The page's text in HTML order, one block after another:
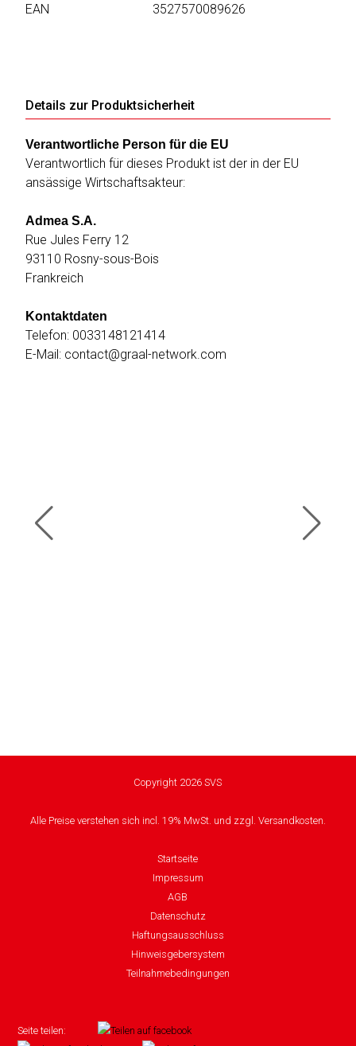
EAN
3527570089626
Details zur Produktsicherheit
Verantwortliche Person für die EU
Verantwortlich für dieses Produkt ist der in der EU
ansässige Wirtschaftsakteur:
Admea S.A.
Rue Jules Ferry 12
93110 Rosny-sous-Bois
Frankreich
Kontaktdaten
Telefon: 0033148121414
E-Mail: contact@graal-network.com
Copyright 2026 SVS
Alle Preise verstehen sich incl. 19% MwSt. und zzgl. Versandkosten.
Startseite
Impressum
AGB
Datenschutz
Haftungsausschluss
Hinweisgebersystem
Teilnahmebedingungen
Seite teilen: